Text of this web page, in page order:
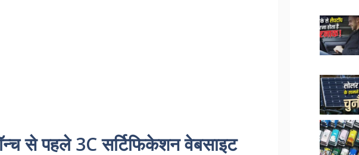
से पहले 3C सर्टिफिकेशन वेबसाइट